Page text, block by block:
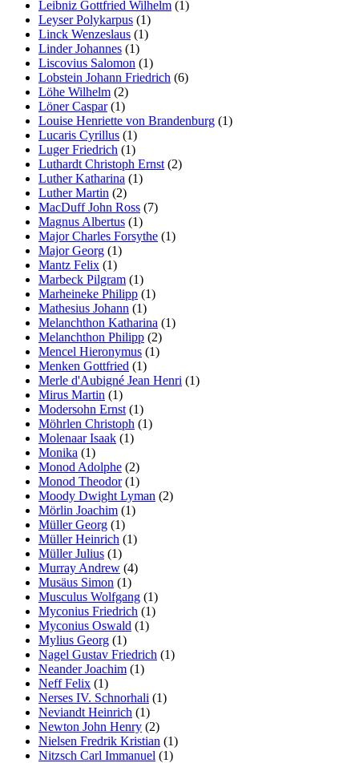
Leibniz Gottfried Wilhelm (1)
Leyser Polykarpus (1)
Linck Wenzeslaus (1)
Linder Johannes (1)
Liscovius Salomon (1)
Lobstein Johann Friedrich (6)
Löhe Wilhelm (2)
Löner Caspar(1)
Louise Henriette von Brandenburg (1)
Lucaris Cyrillus (1)
Luger Friedrich (1)
Luthardt Christoph Ernst (2)
Luther Katharina (1)
Luther Martin (2)
MacDuff John Ross (7)
Magnus Albertus (1)
Major Charles Forsythe (1)
Major Georg (1)
Mantz Felix (1)
Marbeck Pilgram (1)
Marheineke Philipp (1)
Mathesius Johann (1)
Melanchthon Katharina (1)
Melanchthon Philipp (2)
Mencel Hieronymus (1)
Menken Gottfried (1)
Merle d'Aubigné Jean Henri (1)
Mirus Martin (1)
Modersohn Ernst (1)
Möhrlen Christoph (1)
Molenaar Isaak (1)
Monika (1)
Monod Adolphe (2)
Monod Theodor(1)
Moody Dwight Lyman (2)
Mörlin Joachim (1)
Müller Georg (1)
Müller Heinrich (1)
Müller Julius (1)
Murray Andrew (4)
Musäus Simon (1)
Musculus Wolfgang (1)
Myconius Friedrich (1)
Myconius Oswald (1)
Mylius Georg (1)
Nagel Gustav Friedrich (1)
Neander Joachim (1)
Neff Felix (1)
Nerses IV. Schnorhali (1)
Neviandt Heinrich (1)
Newton John Henry (2)
Nielsen Fredrik Kristian (1)
Nitzsch Carl Immanuel (1)